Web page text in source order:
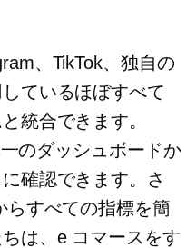
、TikTok、独自の
ているほぼすべて
統合できます。
のダッシュボードか
確認できます。さ
らすべての指標を簡
は、e コマースをす